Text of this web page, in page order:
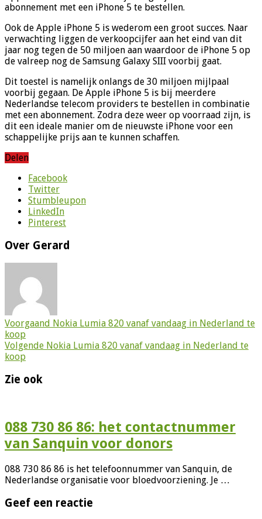
abonnement met een iPhone 5 te bestellen.
Ook de Apple iPhone 5 is wederom een groot succes. Naar
verwachting liggen de verkoopcijfer aan het eind van dit
jaar nog tegen de 50 miljoen aan waardoor de iPhone 5 op
de valreep nog de Samsung Galaxy SIII voorbij gaat.
Dit toestel is namelijk onlangs de 30 miljoen mijlpaal
voorbij gegaan. De Apple iPhone 5 is bij meerdere
Nederlandse telecom providers te bestellen in combinatie
met een abonnement. Zodra deze weer op voorraad zijn, is
dit een ideale manier om de nieuwste iPhone voor een
schappelijke prijs aan te kunnen schaffen.
Delen
Facebook
Twitter
Stumbleupon
LinkedIn
Pinterest
Over Gerard
Voorgaand Nokia Lumia 820 vanaf vandaag in Nederland te
koop
Volgende Nokia Lumia 820 vanaf vandaag in Nederland te
koop
Zie ook
088 730 86 86: het contactnummer
van Sanquin voor donors
088 730 86 86 is het telefoonnummer van Sanquin, de
Nederlandse organisatie voor bloedvoorziening. Je …
Geef een reactie